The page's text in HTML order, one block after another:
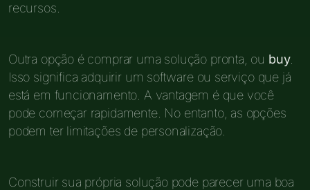
recursos.
Outra opção é comprar uma solução pronta, ou buy.
Isso significa adquirir um software ou serviço que já
está em funcionamento. A vantagem é que você
pode começar rapidamente. No entanto, as opções
podem ter limitações de personalização.
Construir sua própria solução pode parecer uma boa